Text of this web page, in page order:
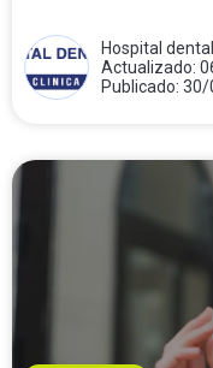
Hospital
Actualizado:
Publicado: